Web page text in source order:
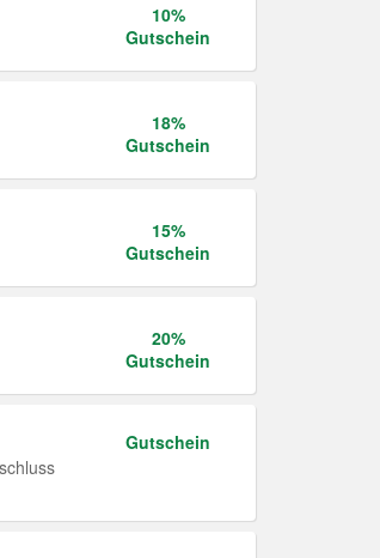
10%
Gutschein
18%
Gutschein
15%
Gutschein
20%
Gutschein
Gutschein